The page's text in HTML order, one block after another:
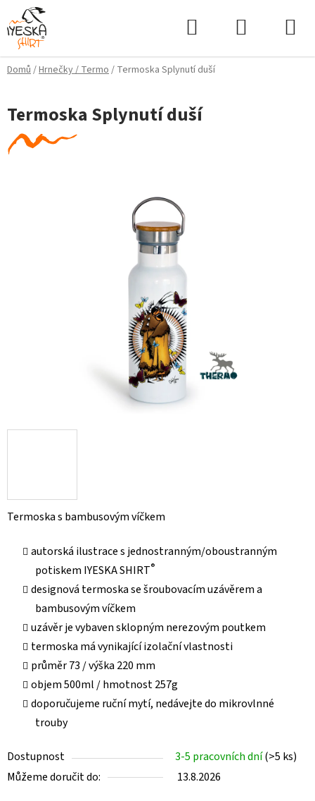
Přejít
na
obsah
Domů/Hrnečky / Termo/ Termoska Splynutí duší
Termoska s bambusovým víčkem
autorská ilustrace s jednostranným/oboustranným
potiskem IYESKA SHIRT®
designová termoska se šroubovacím uzávěrem a
bambusovým víčkem
uzávěr je vybaven sklopným nerezovým poutkem
termoska má vynikající izolační vlastnosti
průměr 73 / výška 220 mm
objem 500ml / hmotnost 257g
doporučujeme ruční mytí, nedávejte do mikrovlnné
trouby
Dostupnost 3-5 pracovních dní(>5 ks)
Můžeme doručit do:
13.8.2026
Termoska Splynutí duší